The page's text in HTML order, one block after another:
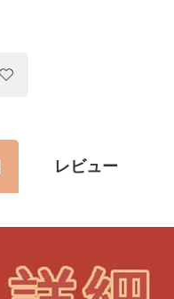
レビュー